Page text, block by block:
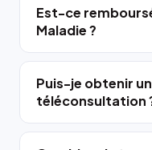
Est-ce
Maladie ?
Puis-je obtenir
téléconsultation